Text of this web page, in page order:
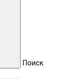
Поиск